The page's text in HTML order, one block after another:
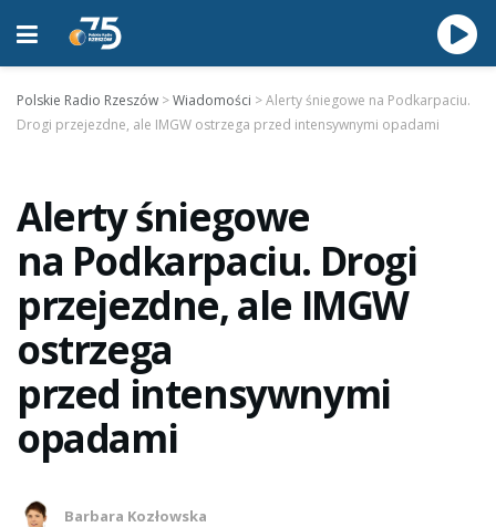
Polskie Radio Rzeszów >Wiadomości >Alerty śniegowe na Podkarpaciu.
Drogi przejezdne, ale IMGW ostrzega przed intensywnymi opadami
Alerty śniegowe
na Podkarpaciu. Drogi
przejezdne, ale IMGW
ostrzega
przed intensywnymi
opadami
Barbara Kozłowska